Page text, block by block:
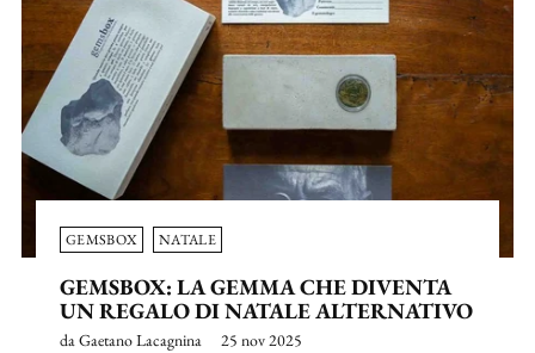
GEMSBOX NATALE
GEMSBOX: LA GEMMA CHE DIVENTA
UN REGALO DI NATALE ALTERNATIVO
da Gaetano Lacagnina 25 nov 2025